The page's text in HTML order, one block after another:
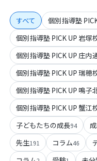
すべて 個別指導塾
個別指導塾 PICK UP 岩塚
個別指導塾 PICK UP 庄内
個別指導塾 PICK UP 瑞穂
個別指導塾 PICK UP 鳴子
個別指導塾 PICK UP 蟹江
子どもたちの成長94
先生191 コラム46